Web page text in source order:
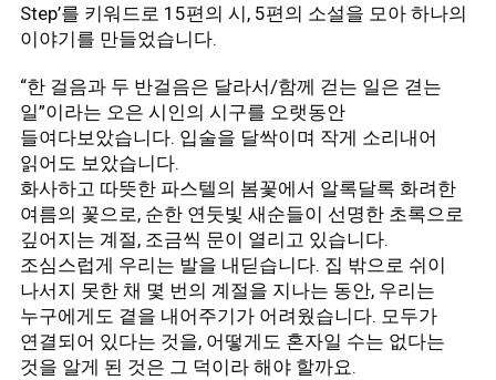
Step’를 키워드로 15편의 시, 5편의 소설을 모아 하나의
이야기를 만들었습니다.
“한 걸음과 두 반걸음은 달라서/함께 걷는 일은 겯는
일”이라는 오은 시인의 시구를 오랫동안
들여다보았습니다. 입술을 달싹이며 작게 소리내어
읽어도 보았습니다.
화사하고 따뜻한 파스텔의 봄꽃에서 알록달록 화려한
여름의 꽃으로, 순한 연둣빛 새순들이 선명한 초록으로
깊어지는 계절, 조금씩 문이 열리고 있습니다.
조심스럽게 우리는 발을 내딛습니다. 집 밖으로 쉬이
나서지 못한 채 몇 번의 계절을 지나는 동안, 우리는
누구에게도 곁을 내어주기가 어려웠습니다. 모두가
연결되어 있다는 것을, 어떻게도 혼자일 수는 없다는
것을 알게 된 것은 그 덕이라 해야 할까요.